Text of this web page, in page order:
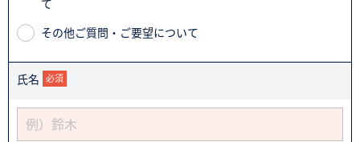
て
その他ご質問・ご要望について
氏名 必須